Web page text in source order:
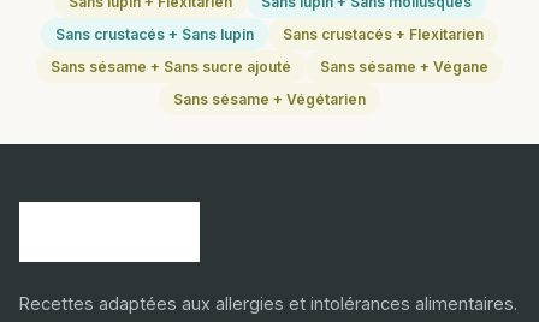
Sans crustacés + Sans lupin
Sans crustacés + Flexitarien
Sans sésame + Sans sucre ajouté
Sans sésame + Végane
Sans sésame + Végétarien
Recettes adaptées aux allergies et intolérances alimentaires.